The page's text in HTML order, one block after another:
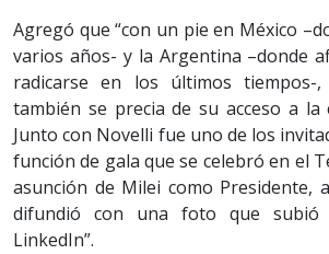
Agregó que “con un pie en México
varios años- y la Argentina –donde
radicarse en los últimos tiempos-
también se precia de su acceso a la
Junto con Novelli fue uno de los
función de gala que se celebró en el
asunción de Milei como Presidente,
difundió con una foto que
LinkedIn”.